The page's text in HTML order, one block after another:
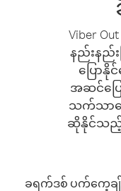
Viber
နည်းနည်း
ပြော
အဆင်ပြ
သက်သာသေ
ဆိုနိုင်သည့်
ခရက်ဒစ် ပက်ကေ့ချ်မ